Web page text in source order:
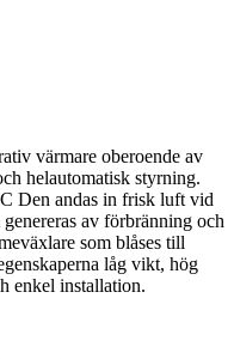
värmare oberoende av
helautomatisk styrning.
Den andas in frisk luft vid
av förbränning och
som blåses till
låg vikt, hög
enkel installation.